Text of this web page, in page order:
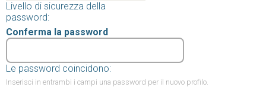
Livello di sicurezza della
password:
Conferma la password
Le password coincidono:
Inserisci in entrambi i campi una password per il nuovo profilo.